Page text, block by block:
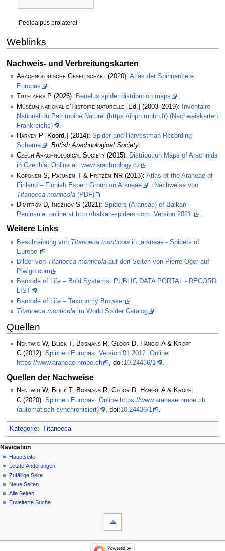
Pedipalpus prolateral
Weblinks
Nachweis- und Verbreitungskarten
Arachnologische Gesellschaft (2020): Atlas der Spinnentiere
Europas
.
Tutelaers P (2026): Benelux spider distribution maps
.
Muséum national d’Histoire naturelle [Ed.] (2003–2019):
Inventaire
National du Patrimoine Naturel (https://inpn.mnhn.fr) (Nachweiskarten
Frankreichs)
Harvey P [Koord.] (2014): Spider and Harvestman Recording
Scheme
. British Arachnological Society.
Czech Arachnological Society (2015): Distribution Maps of Arachnids
in Czechia. Online at: www.arachnology.cz
.
Koponen S, Pajunen T & Fritzén NR (2013): Atlas of the Araneae of
Finland – Finnish Expert Group on Araneae
.: Nachweise von
Titanoeca monticola (PDF)
Dimitrov D, Indzhov S (2021): Spiders (Araneae) of Balkan
Peninsula. online at http://balkan-spiders.com. Version 2021.
Weitere Links
Beschreibung von Titanoeca monticola in „araneae - Spiders of
Europe”
Bilder von Titanoeca monticola auf den Seiten von Pierre Oger auf
Piwigo.com
Barcode of Life – Bold Systems: PUBLIC DATA PORTAL - RECORD
LIST
Barcode of Life – Taxonomy Browser
Titanoeca monticola im World Spider Catalog
Quellen
Nentwig W, Blick T, Bosmans R, Gloor D, Hänggi A & Kropf
C (2012): Spinnen Europas. Version 01.2012. Online
https://www.araneae.nmbe.ch
, doi:10.24436/1 .
Quellen der Nachweise
Nentwig W, Blick T, Bosmans R, Gloor D, Hänggi A & Kropf
C (2020): Spinnen Europas. Online https://www.araneae.nmbe.ch
(automatisch synchronisiert)
, doi:10.24436/1 .
Kategorie: Titanoeca
Navigation
Hauptseite
Letzte Änderungen
Zufällige Seite
Neue Seiten
Alle Seiten
Erweiterte Suche